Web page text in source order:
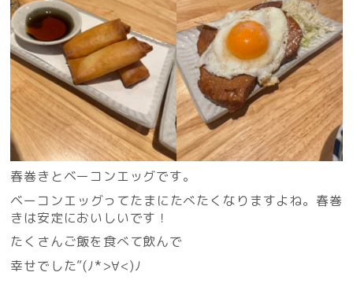
春巻きとベーコンエッグです。
ベーコンエッグってたまにたべたくなりますよね。春巻
きは安定においしいです！
たくさんご飯を食べて飲んで
幸せでした”(ﾉ*>∀<)ﾉ